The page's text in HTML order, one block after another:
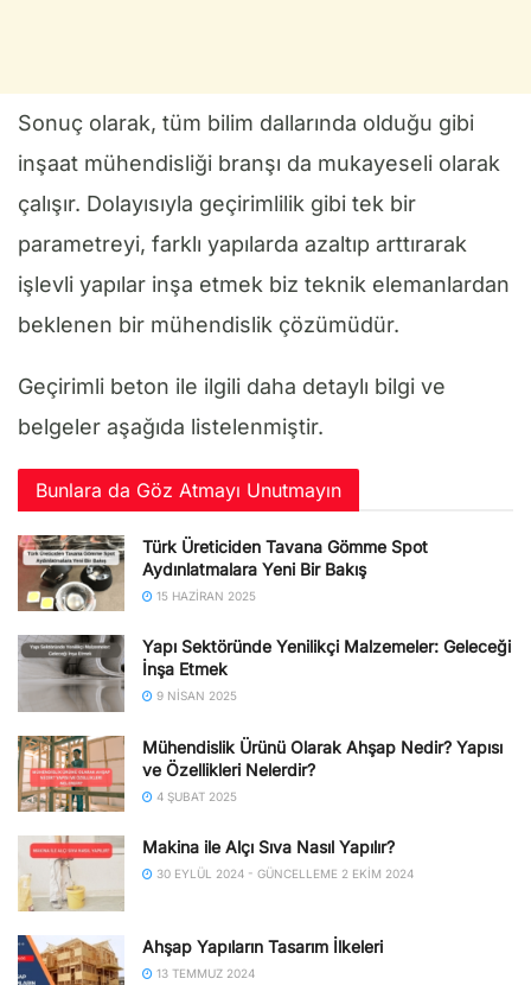
Sonuç olarak, tüm bilim dallarında olduğu gibi
inşaat mühendisliği branşı da mukayeseli olarak
çalışır. Dolayısıyla geçirimlilik gibi tek bir
parametreyi, farklı yapılarda azaltıp arttırarak
işlevli yapılar inşa etmek biz teknik elemanlardan
beklenen bir mühendislik çözümüdür.
Geçirimli beton ile ilgili daha detaylı bilgi ve
belgeler aşağıda listelenmiştir.
Bunlara da Göz Atmayı Unutmayın
Türk Üreticiden Tavana Gömme Spot
Aydınlatmalara Yeni Bir Bakış
15 HAZIRAN 2025
Yapı Sektöründe Yenilikçi Malzemeler: Geleceği
İnşa Etmek
9 NISAN 2025
Mühendislik Ürünü Olarak Ahşap Nedir? Yapısı
ve Özellikleri Nelerdir?
4 ŞUBAT 2025
Makina ile Alçı Sıva Nasıl Yapılır?
30 EYLÜL 2024 - GÜNCELLEME 2 EKIM 2024
Ahşap Yapıların Tasarım İlkeleri
13 TEMMUZ 2024